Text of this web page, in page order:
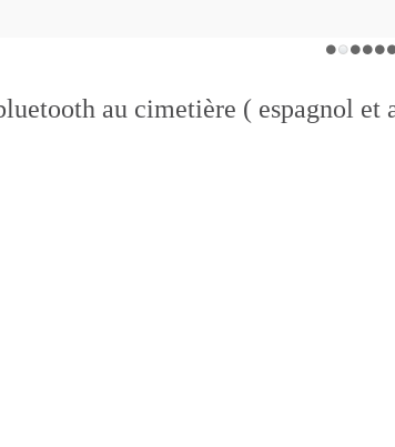
au cimetière ( espagnol et